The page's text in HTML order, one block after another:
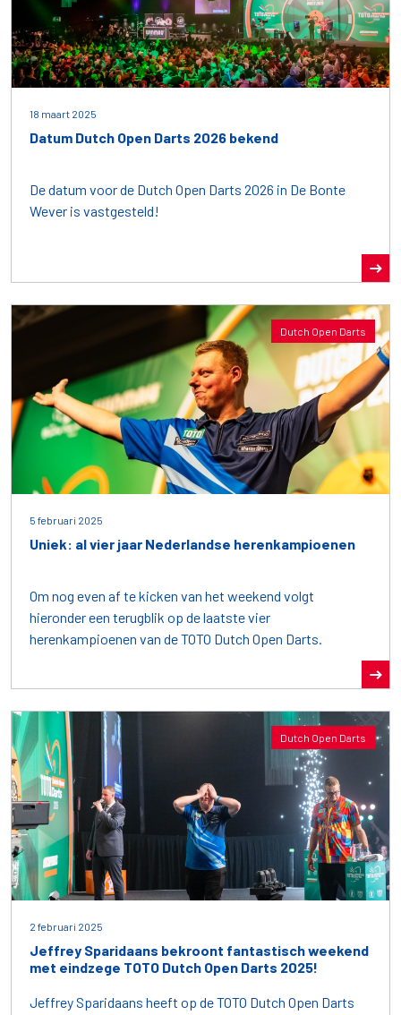
18 maart 2025
Datum Dutch Open Darts 2026 bekend
De datum voor de Dutch Open Darts 2026 in De Bonte
Wever is vastgesteld!
Dutch Open Darts
5 februari 2025
Uniek: al vier jaar Nederlandse herenkampioenen
Om nog even af te kicken van het weekend volgt
hieronder een terugblik op de laatste vier
herenkampioenen van de TOTO Dutch Open Darts.
Dutch Open Darts
2 februari 2025
Jeffrey Sparidaans bekroont fantastisch weekend
met eindzege TOTO Dutch Open Darts 2025!
Jeffrey Sparidaans heeft op de TOTO Dutch Open Darts